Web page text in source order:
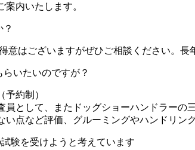
内いたします。
意はございますがぜひご相談ください。長
いたいのですが？
約制）
員として、またドッグショーハンドラー
い点など評価、グルーミングやハンドリン
験を受けようと考えています